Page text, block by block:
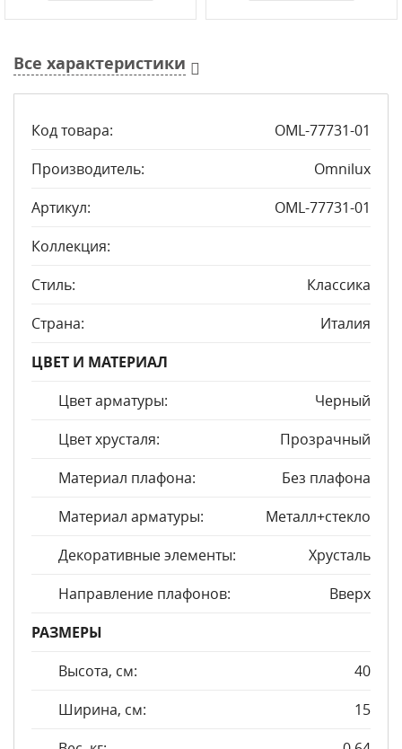
Все характеристики
Код товара:
OML-77731-01
Производитель:
Omnilux
Артикул:
OML-77731-01
Коллекция:
Стиль:
Классика
Страна:
Италия
ЦВЕТ И МАТЕРИАЛ
Цвет арматуры:
Черный
Цвет хрусталя:
Прозрачный
Материал плафона:
Без плафона
Материал арматуры:
Металл+стекло
Декоративные элементы:
Хрусталь
Направление плафонов:
Вверх
РАЗМЕРЫ
Высота, см:
40
Ширина, см:
15